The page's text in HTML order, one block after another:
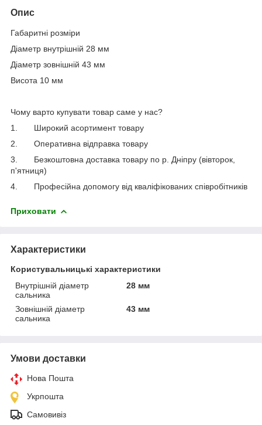
Опис
Габаритні розміри
Діаметр внутрішній 28 мм
Діаметр зовнішній 43 мм
Висота 10 мм
Чому варто купувати товар саме у нас?
1.
Широкий асортимент товару
2.
Оперативна відправка товару
3.
Безкоштовна доставка товару по р. Дніпру (вівторок,
п'ятниця)
4.
Професійна допомогу від кваліфікованих співробітників
Приховати
Характеристики
Користувальницькі характеристики
Внутрішній діаметр
сальника
28 мм
Зовнішній діаметр
сальника
43 мм
Умови доставки
Нова Пошта
Укрпошта
Самовивіз